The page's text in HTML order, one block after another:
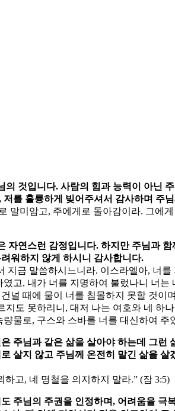
의 것입니다. 사람의 힘과 능력이 아닌
를 훌륭하게 빚어주셔서 감사하며 주
말미암고, 주에게로 돌아감이라. 그에
자연스런 감정입니다. 하지만 주님과
워하지 않게 하시니 감사합니다.
지금 말씀하시느니라. 이스라엘아, 너
고, 내가 너를 지명하여 불렀나니 너는
널 때에 물이 너를 침몰하지 못할 것이
지도 못하리니, 대저 나는 여호와 네 하
물로, 구스와 스바를 너를 대신하여 주
주님과 같은 삶을 살아야 하는데 그런
살지 않고 주님께 온전히 맡긴 삶을 살
고, 네 명철을 의지하지 말라.” (잠 3:5)
주님의 주권을 인정하며, 어려움을 극